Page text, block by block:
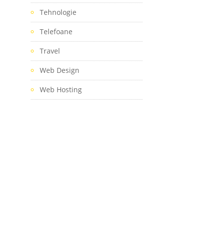
Tehnologie
Telefoane
Travel
Web Design
Web Hosting